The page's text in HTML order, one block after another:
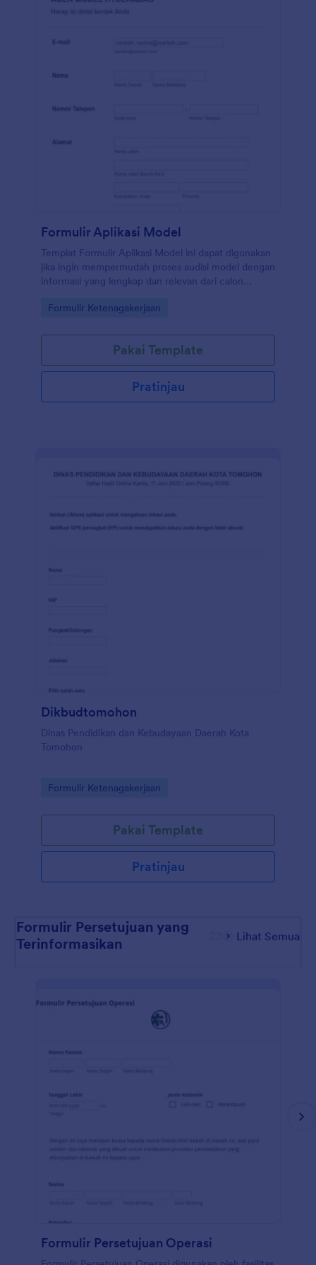
Formulir Aplikasi Model
Templat Formulir Aplikasi Model ini dapat digunakan
jika ingin mempermudah proses audisi model dengan
informasi yang lengkap dan relevan dari calon
menanyakan informasi pribadi mereka dan ukuran
untuk calon model mengunggah foto mereka. Tanpa
perlu pengkodean - gunakan Pembuat Formulir
seret dan lepas kami untuk mengubah templat
Formulir Aplikasi Model agar sesuai dengan
kebutuhan Anda. Sematkan formulir di situs web
AirTable dan banyak lainnya. Salin formulir ini dan
Go to Category:
Formulir Ketenagakerjaan
Pakai Template
Pratinjau
Dikbudtomohon
Dinas Pendidikan dan Kebudayaan Daerah Kota
Tomohon
Go to Category:
Formulir Ketenagakerjaan
Pakai Template
Pratinjau
Formulir Persetujuan yang
Terinformasikan
Lihat Semua
Formulir Persetujuan Operasi